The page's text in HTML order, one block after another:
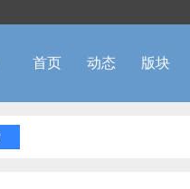
首页 动态 版块